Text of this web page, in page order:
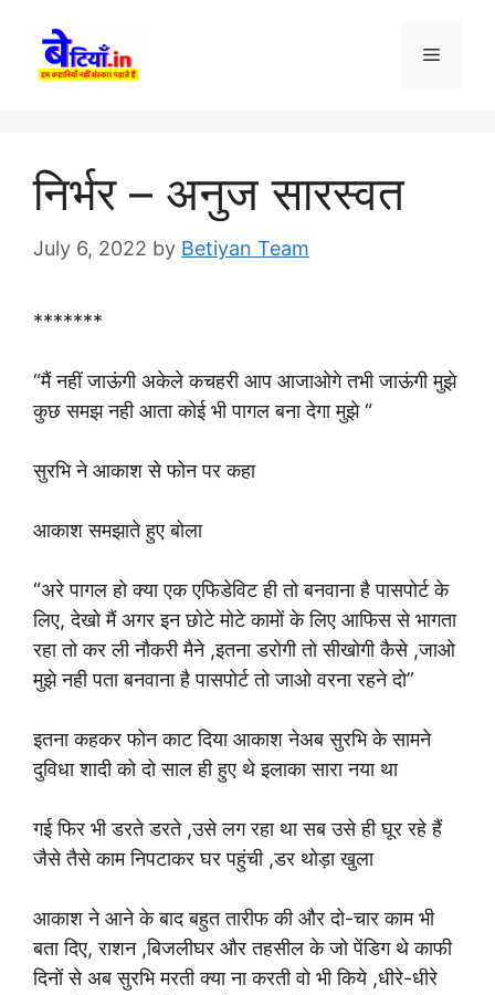
content
Menu
निर्भर – अनुज सारस्वत
July 6, 2022 by Betiyan Team
*******
“मैं नहीं जाऊंगी अकेले कचहरी आप आजाओगे तभी जाऊंगी मुझे
कुछ समझ नही आता कोई भी पागल बना देगा मुझे “
सुरभि ने आकाश से फोन पर कहा
आकाश समझाते हुए बोला
“अरे पागल हो क्या एक एफिडेविट ही तो बनवाना है पासपोर्ट के
लिए, देखो मैं अगर इन छोटे मोटे कामों के लिए आफिस से भागता
रहा तो कर ली नौकरी मैने ,इतना डरोगी तो सीखोगी कैसे ,जाओ
मुझे नही पता बनवाना है पासपोर्ट तो जाओ वरना रहने दो”
इतना कहकर फोन काट दिया आकाश नेअब सुरभि के सामने
दुविधा शादी को दो साल ही हुए थे इलाका सारा नया था
गई फिर भी डरते डरते ,उसे लग रहा था सब उसे ही घूर रहे हैं
जैसे तैसे काम निपटाकर घर पहुंची ,डर थोड़ा खुला
आकाश ने आने के बाद बहुत तारीफ की और दो-चार काम भी
बता दिए, राशन ,बिजलीघर और तहसील के जो पेंडिग थे काफी
दिनों से अब सुरभि मरती क्या ना करती वो भी किये ,धीरे-धीरे